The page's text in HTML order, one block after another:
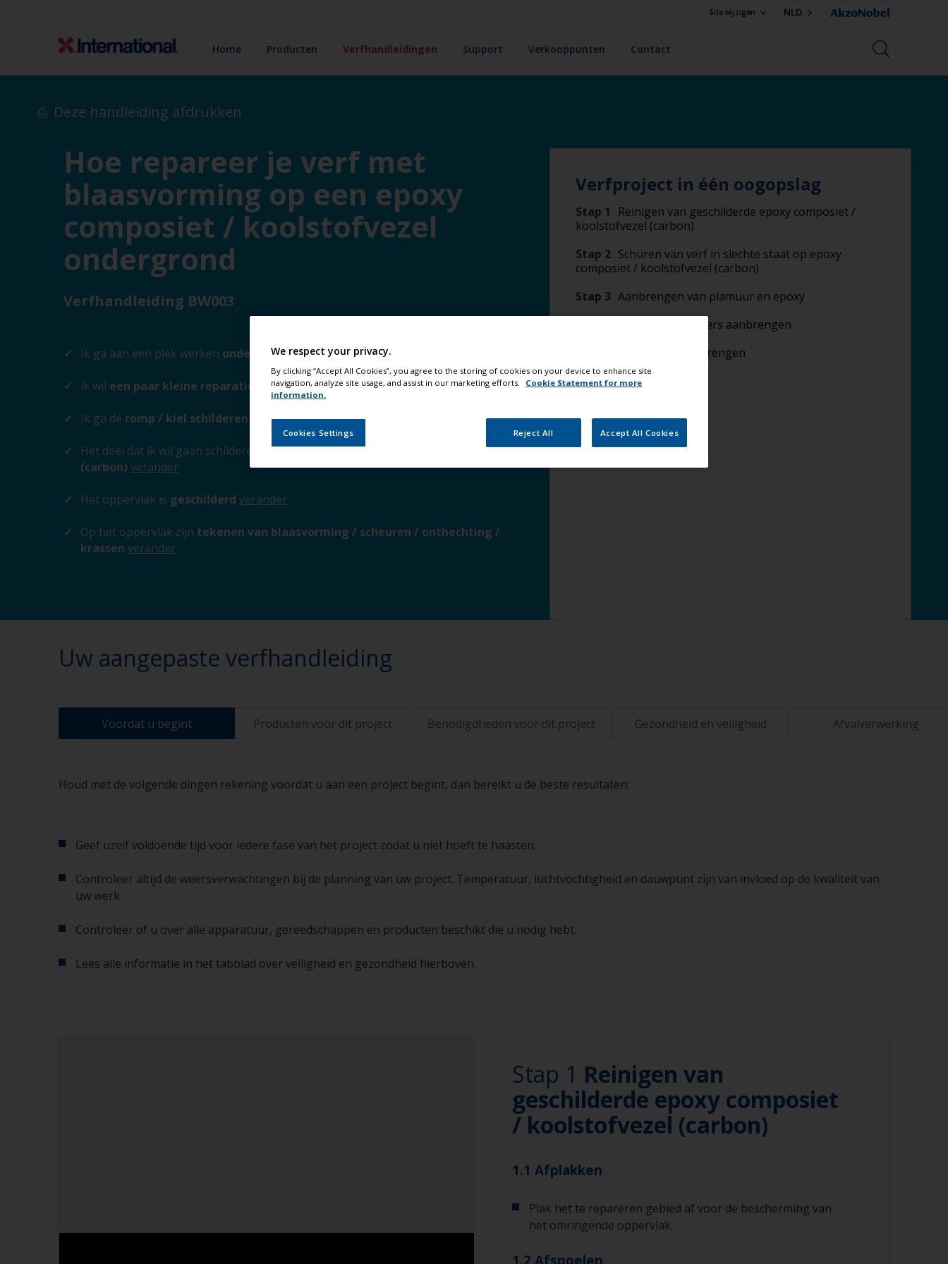
Site wijzigen NLD
Home Producten Verfhandleidingen Support Verkooppunten Contact
Deze handleiding afdrukken
Hoe repareer je verf met
blaasvorming op een epoxy
composiet / koolstofvezel
ondergrond
Verfhandleiding BW003
Ik ga aan een plek werken onder de waterlijnverander
ik wil een paar kleine reparaties uitvoerenverander
Ik ga de romp / kiel schilderen verander
Het deel dat ik wil gaan schilderen
is epoxy composiet of koostofvezel
(carbon) verander
Het oppervlak is geschilderd verander
Op het oppervlak zijn tekenen van blaasvorming / scheuren / onthechting /
krassen verander
Verfproject in één oogopslag
Stap 1
Reinigen van geschilderde epoxy composiet /
koolstofvezel (carbon)
Stap 2 Schuren van verf in slechte staat op epoxy
composiet / koolstofvezel (carbon)
Stap 3 Aanbrengen van plamuur en epoxy
Onderwaterprimers aanbrengen
Antifouling aanbrengen
Uw aangepaste verfhandleiding
Voordat u begint Producten voor dit project Benodigdheden voor dit project Gezondheid en veiligheid Afvalverwerking
Houd met de volgende dingen rekening voordat u aan een project begint, dan bereikt u de beste resultaten:
Geef uzelf voldoende tijd voor iedere fase van het project zodat u niet hoeft te haasten.
Controleer altijd de weersverwachtingen bij de planning van uw project. Temperatuur, luchtvochtigheid en dauwpunt zijn van invloed op de kwaliteit van
uw werk.
Controleer of u over alle apparatuur, gereedschappen en producten beschikt die u nodig hebt.
Lees alle informatie in het tabblad over veiligheid en gezondheid hierboven.
Stap 1 Reinigen van
geschilderde epoxy composiet
/ koolstofvezel (carbon)
1.1 Afplakken
Plak het te repareren gebied af voor de bescherming van
het omringende oppervlak.
1.2 Afspoelen
We respect your privacy.
By clicking “Accept All Cookies”, you agree to the storing of cookies on your device to enhance site
navigation, analyze site usage, and assist in our marketing efforts.
Cookie Statement for more
information.
Cookies Settings Reject All Accept All Cookies